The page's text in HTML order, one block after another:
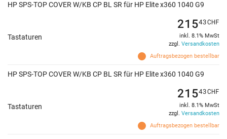
HP SPS-TOP COVER W/KB CP BL SR für HP Elite x360 1040 G9
Tastaturen
Auftragsbezogen bestellbar
21543CHF
inkl. 8.1% MwSt
zzgl. Versandkosten
HP SPS-TOP COVER W/KB CP BL SR für HP Elite x360 1040 G9
Tastaturen
Auftragsbezogen bestellbar
21543CHF
inkl. 8.1% MwSt
zzgl. Versandkosten